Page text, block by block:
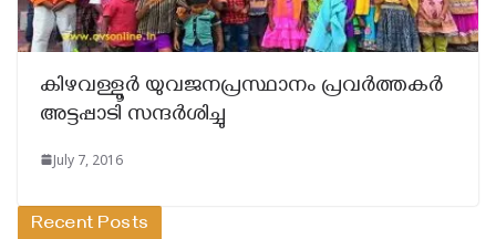
കിഴവള്ളൂര്‍ യുവജനപ്രസ്ഥാനം പ്രവര്‍ത്തകര്‍
അട്ടപ്പാടി സന്ദര്‍ശിച്ചു
July 7, 2016
Recent Posts